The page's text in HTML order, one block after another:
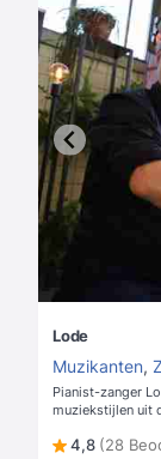
Lode
Muzikanten,
Pianist-zanger
muziekstijlen uit
4,8 (28